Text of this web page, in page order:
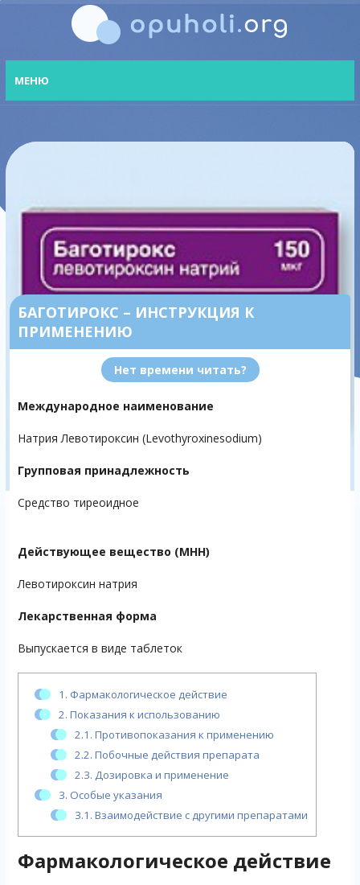
МЕНЮ
БАГОТИРОКС – ИНСТРУКЦИЯ К
ПРИМЕНЕНИЮ
Нет времени читать?
Международное наименование
Натрия Левотироксин (Levothyroxinesodium)
Групповая принадлежность
Средство тиреоидное
Действующее вещество (МНН)
Левотироксин натрия
Лекарственная форма
Выпускается в виде таблеток
1. Фармакологическое действие
2. Показания к использованию
2.1. Противопоказания к применению
2.2. Побочные действия препарата
2.3. Дозировка и применение
3. Особые указания
3.1. Взаимодействие с другими препаратами
Фармакологическое действие